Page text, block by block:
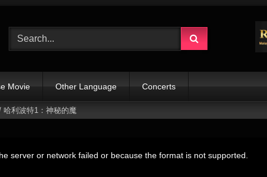
Movie Other Language Concerts
哈利波特1：神秘的魔
server or network failed or because the format is not supported.